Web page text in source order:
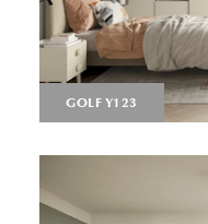
GOLF Y123